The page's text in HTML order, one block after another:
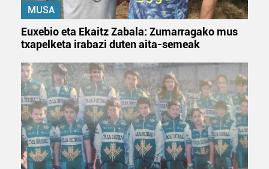
MUSA
Euxebio eta Ekaitz Zabala: Zumarragako mus
txapelketa irabazi duten aita-semeak